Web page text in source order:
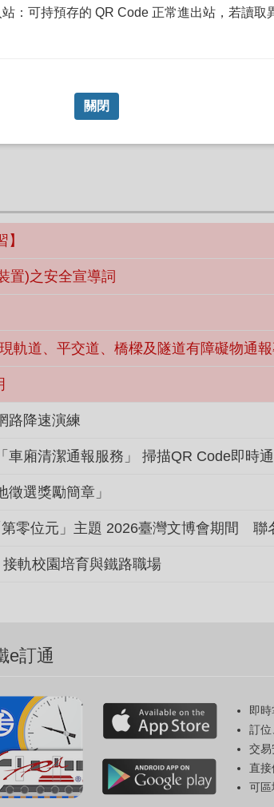
置)之安全宣導詞
軌道、平交道、橋樑及隧道有障礙物通
路降速演練
選獎勵簡章」
零位元」主題 2026臺灣文博會期間 聯
軌校園培育與鐵路職場
e訂通
即
訂位
交易
直接
可區
：可持預存的 QR Code 正常進出站，若讀取
關閉